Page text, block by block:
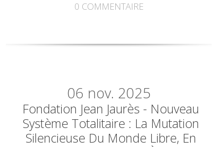
0 COMMENTAIRE
06 nov. 2025
Fondation Jean Jaurès - Nouveau
Système Totalitaire : La Mutation
Silencieuse Du Monde Libre, En